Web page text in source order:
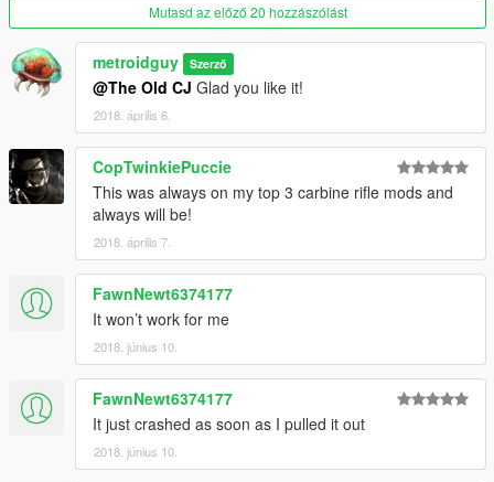
Mutasd az előző 20 hozzászólást
metroidguy Szerző
@The Old CJ Glad you like it!
2018. április 6.
CopTwinkiePuccie
This was always on my top 3 carbine rifle mods and
always will be!
2018. április 7.
FawnNewt6374177
It won’t work for me
2018. június 10.
FawnNewt6374177
It just crashed as soon as I pulled it out
2018. június 10.